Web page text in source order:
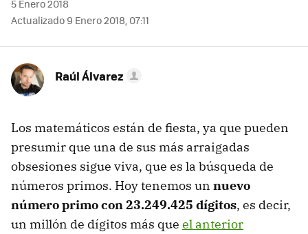
5 Enero 2018
Actualizado 9 Enero 2018, 07:11
Raúl Álvarez
Los matemáticos están de fiesta, ya que pueden
presumir que una de sus más arraigadas
obsesiones sigue viva, que es la búsqueda de
números primos. Hoy tenemos un nuevo
número primo con 23.249.425 dígitos, es decir,
un millón de dígitos más que el anterior